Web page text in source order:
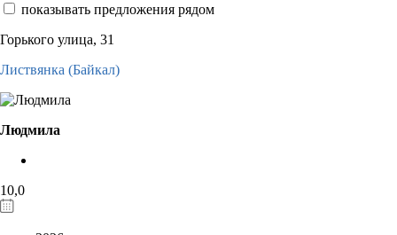
показывать предложения рядом
Горького улица, 31
Листвянка (Байкал)
Людмила
10,0